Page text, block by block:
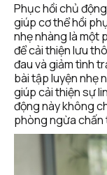
Phục hồi chủ
giúp cơ thể hồi
nhẹ nhàng là một
để cải thiện lưu
đau và giảm tình
bài tập luyện nhẹ
giúp cải thiện sự
động này không
phòng ngừa